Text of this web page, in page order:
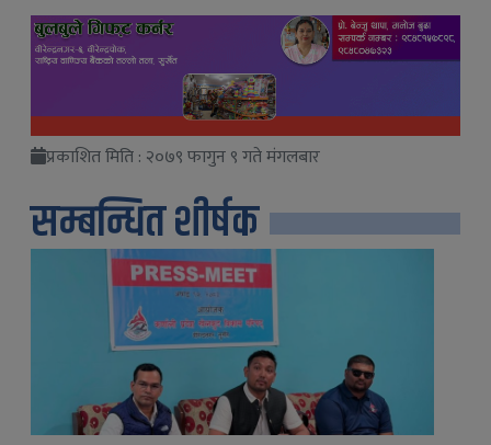
प्रकाशित मिति : २०७९ फागुन ९ गते मंगलबार
सम्बन्धित शीर्षक